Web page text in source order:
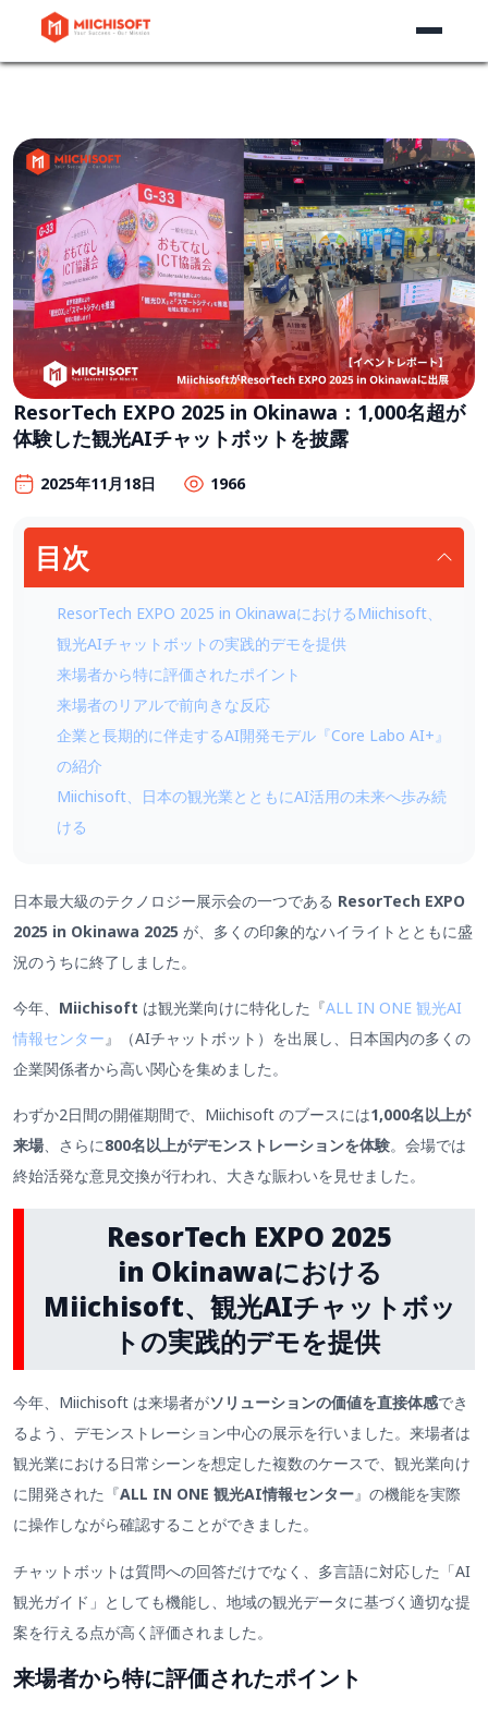
ResorTech EXPO 2025 in Okinawa：1,000名超が
体験した観光AIチャットボットを披露
2025年11月18日 1966
目次
ResorTech EXPO 2025 in OkinawaにおけるMiichisoft、
観光AIチャットボットの実践的デモを提供
来場者から特に評価されたポイント
来場者のリアルで前向きな反応
企業と長期的に伴走するAI開発モデル『Core Labo AI+』
の紹介
Miichisoft、日本の観光業とともにAI活用の未来へ歩み続
ける
日本最大級のテクノロジー展示会の一つである ResorTech EXPO
2025 in Okinawa 2025 が、多くの印象的なハイライトとともに盛
況のうちに終了しました。
今年、 Miichisoft は観光業向けに特化した『ALL IN ONE 観光AI
情報センター』（AIチャットボット）を出展し、日本国内の多くの
企業関係者から高い関心を集めました。
わずか2日間の開催期間で、Miichisoft のブースには1,000名以上が
来場、さらに800名以上がデモンストレーションを体験。会場では
終始活発な意見交換が行われ、大きな賑わいを見せました。
ResorTech EXPO 2025
in Okinawaにおける
Miichisoft、観光AIチャットボッ
トの実践的デモを提供
今年、Miichisoft は来場者がソリューションの価値を直接体感でき
るよう、デモンストレーション中心の展示を行いました。来場者は
観光業における日常シーンを想定した複数のケースで、観光業向け
に開発された『ALL IN ONE 観光AI情報センター』の機能を実際
に操作しながら確認することができました。
チャットボットは質問への回答だけでなく、多言語に対応した「AI
観光ガイド」としても機能し、地域の観光データに基づく適切な提
案を行える点が高く評価されました。
来場者から特に評価されたポイント